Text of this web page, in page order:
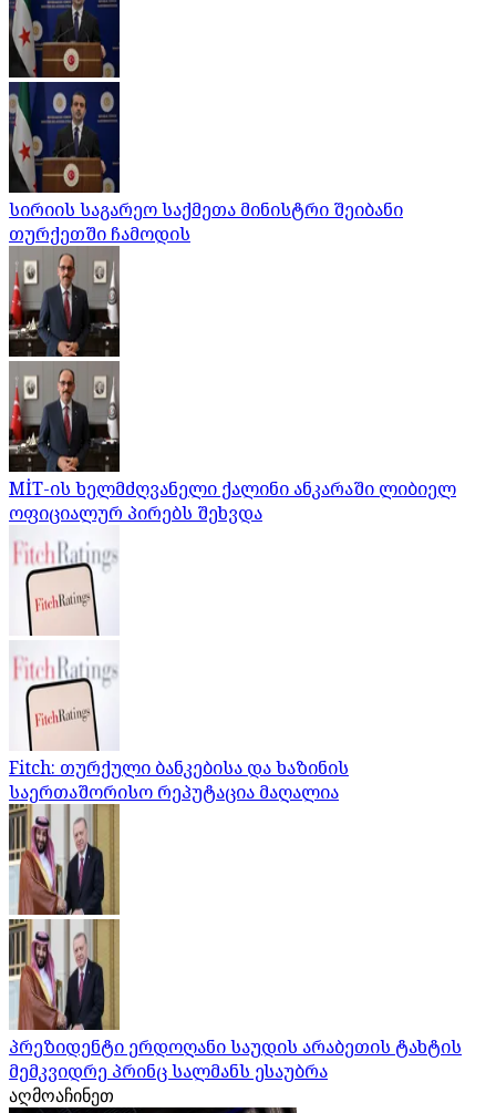
სირიის საგარეო საქმეთა მინისტრი შეიბანი
თურქეთში ჩამოდის
MİT-ის ხელმძღვანელი ქალინი ანკარაში ლიბიელ
ოფიციალურ პირებს შეხვდა
Fitch: თურქული ბანკებისა და ხაზინის
საერთაშორისო რეპუტაცია მაღალია
პრეზიდენტი ერდოღანი საუდის არაბეთის ტახტის
მემკვიდრე პრინც სალმანს ესაუბრა
აღმოაჩინეთ